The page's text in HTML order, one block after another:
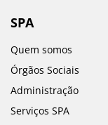
SPA
Quem somos
Órgãos Sociais
Administração
Serviços SPA